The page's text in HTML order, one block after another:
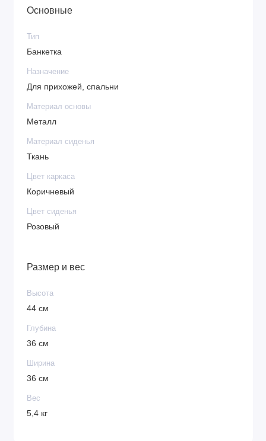
Основные
Тип
Банкетка
Назначение
Для прихожей, спальни
Материал основы
Металл
Материал сиденья
Ткань
Цвет каркаса
Коричневый
Цвет сиденья
Розовый
Размер и вес
Высота
44 см
Глубина
36 см
Ширина
36 см
Вес
5,4 кг